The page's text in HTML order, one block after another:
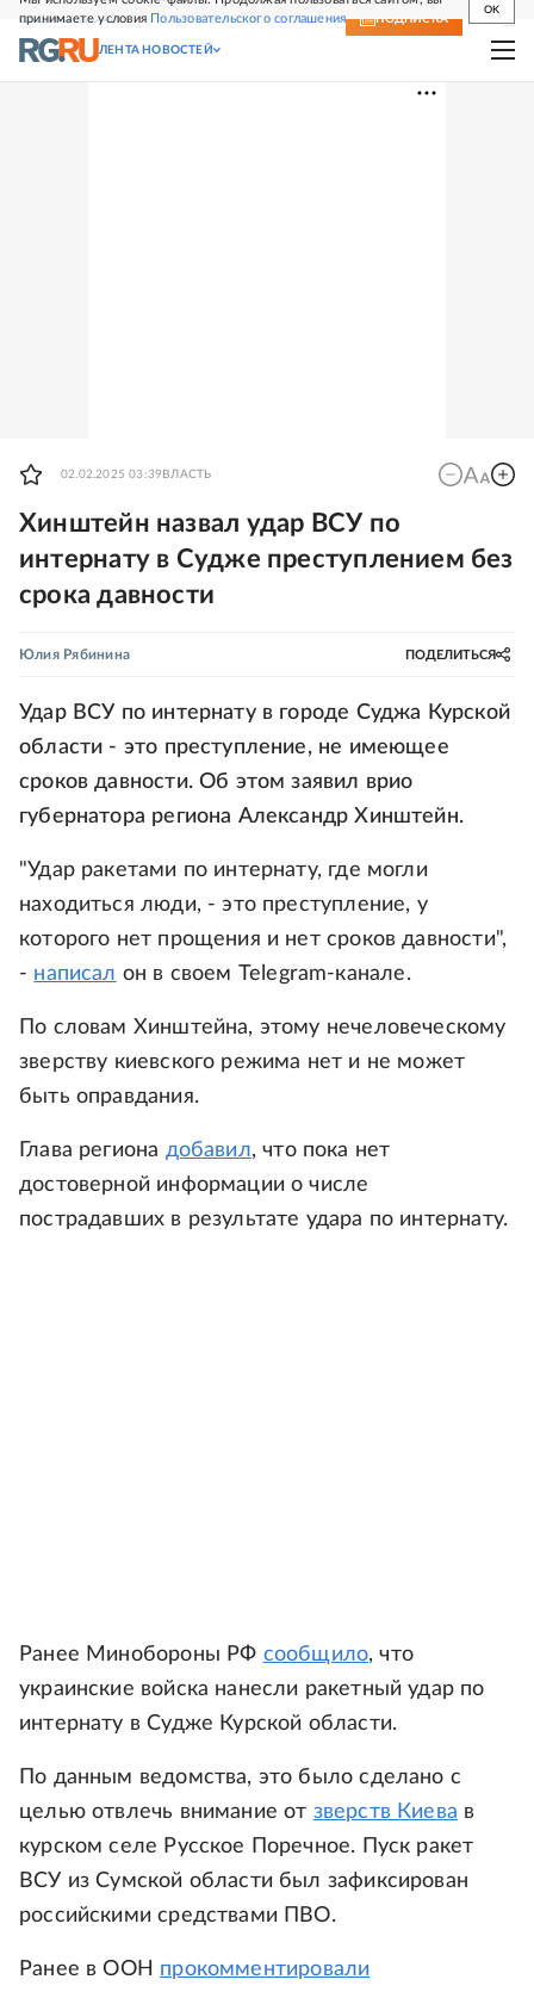
принимаете условия Пользовательского соглашения
OK
СВЕЖИЙ НОМЕР ПОДПИСКА
ЛЕНТА НОВОСТЕЙ
02.02.2025 03:39 ВЛАСТЬ
Хинштейн назвал удар ВСУ по
интернату в Судже преступлением без
срока давности
Юлия Рябинина ПОДЕЛИТЬСЯ
Удар ВСУ по интернату в городе Суджа Курской
области - это преступление, не имеющее
сроков давности. Об этом заявил врио
губернатора региона Александр Хинштейн.
"Удар ракетами по интернату, где могли
находиться люди, - это преступление, у
которого нет прощения и нет сроков давности",
- написал он в своем Telegram-канале.
По словам Хинштейна, этому нечеловеческому
зверству киевского режима нет и не может
быть оправдания.
Глава региона добавил, что пока нет
достоверной информации о числе
пострадавших в результате удара по интернату.
Ранее Минобороны РФ сообщило, что
украинские войска нанесли ракетный удар по
интернату в Судже Курской области.
По данным ведомства, это было сделано с
целью отвлечь внимание от зверств Киева в
курском селе Русское Поречное. Пуск ракет
ВСУ из Сумской области был зафиксирован
российскими средствами ПВО.
Ранее в ООН прокомментировали